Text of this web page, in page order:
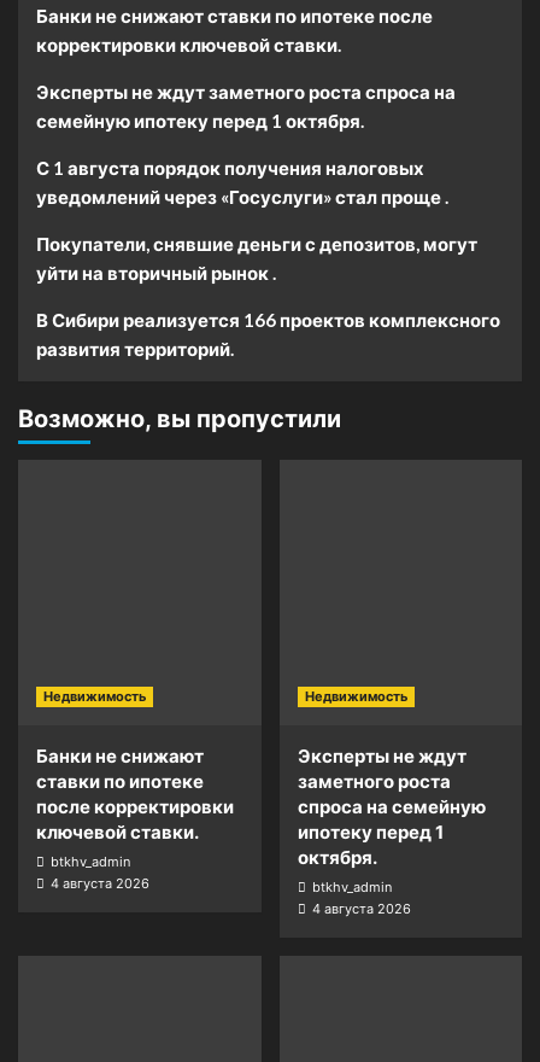
Банки не снижают ставки по ипотеке после
корректировки ключевой ставки.
Эксперты не ждут заметного роста спроса на
семейную ипотеку перед 1 октября.
С 1 августа порядок получения налоговых
уведомлений через «Госуслуги» стал проще .
Покупатели, снявшие деньги с депозитов, могут
уйти на вторичный рынок .
В Сибири реализуется 166 проектов комплексного
развития территорий.
Возможно, вы пропустили
Недвижимость
Банки не снижают
ставки по ипотеке
после корректировки
ключевой ставки.
btkhv_admin
4 августа 2026
Недвижимость
Эксперты не ждут
заметного роста
спроса на семейную
ипотеку перед 1
октября.
btkhv_admin
4 августа 2026